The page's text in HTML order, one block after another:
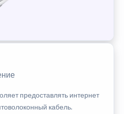
предоставлять интернет
кабель.